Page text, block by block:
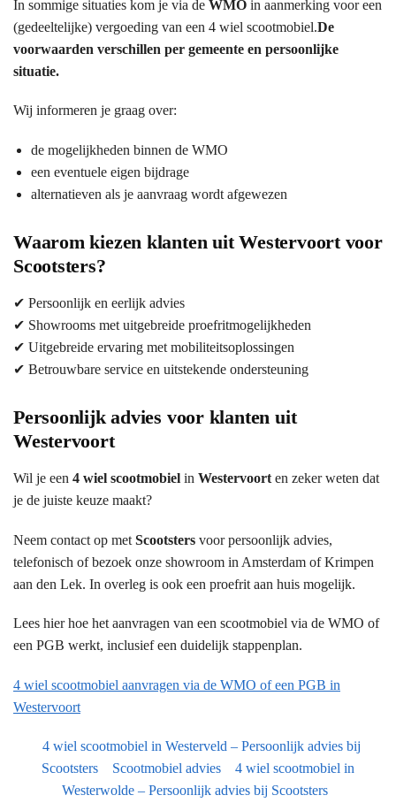
In sommige situaties kom je via de WMO in aanmerking voor een
(gedeeltelijke) vergoeding van een 4 wiel scootmobiel.De
voorwaarden verschillen per gemeente en persoonlijke
situatie.
Wij informeren je graag over:
de mogelijkheden binnen de WMO
een eventuele eigen bijdrage
alternatieven als je aanvraag wordt afgewezen
Waarom kiezen klanten uit Westervoort voor
Scootsters?
✔ Persoonlijk en eerlijk advies
✔ Showrooms met uitgebreide proefritmogelijkheden
✔ Uitgebreide ervaring met mobiliteitsoplossingen
✔ Betrouwbare service en uitstekende ondersteuning
Persoonlijk advies voor klanten uit
Westervoort
Wil je een 4 wiel scootmobiel in Westervoort en zeker weten dat
je de juiste keuze maakt?
Neem contact op met Scootsters voor persoonlijk advies,
telefonisch of bezoek onze showroom in Amsterdam of Krimpen
aan den Lek. In overleg is ook een proefrit aan huis mogelijk.
Lees hier hoe het aanvragen van een scootmobiel via de WMO of
een PGB werkt, inclusief een duidelijk stappenplan.
4 wiel scootmobiel aanvragen via de WMO of een PGB in
Westervoort
4 wiel scootmobiel in Westerveld – Persoonlijk advies bij
Scootsters
Scootmobiel advies
4 wiel scootmobiel in
Westerwolde – Persoonlijk advies bij Scootsters